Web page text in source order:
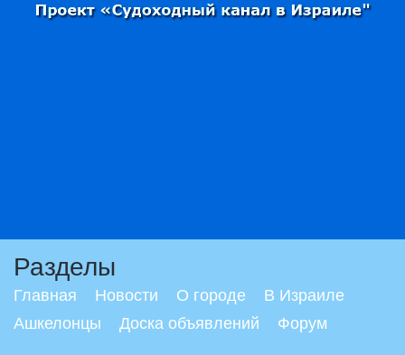
Разделы
Главная Новости О городе
В Израиле
Ашкелонцы
Доска объявлений Форум